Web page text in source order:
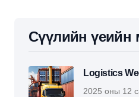
Сүүлийн үеийн
Logistics
2025 оны 12